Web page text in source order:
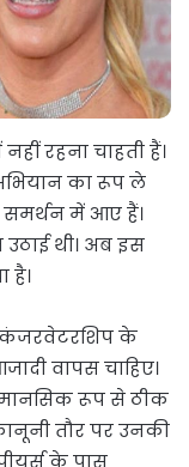
रहना चाहती हैं।
का रूप ले
समर्थन में आए हैं।
उठाई थी। अब इस
है।
कंजरवेटरशिप के
वापस चाहिए।
मानसिक रूप से ठीक
तौर पर उनकी
के पास